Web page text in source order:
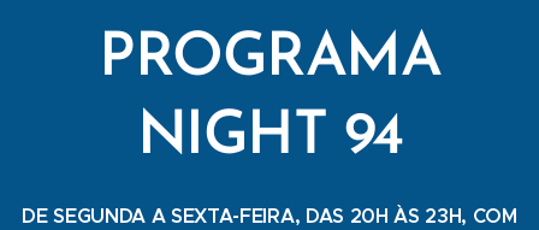
PROGRAMA
NIGHT 94
DE SEGUNDA A SEXTA-FEIRA, DAS 20H ÀS 23H, COM